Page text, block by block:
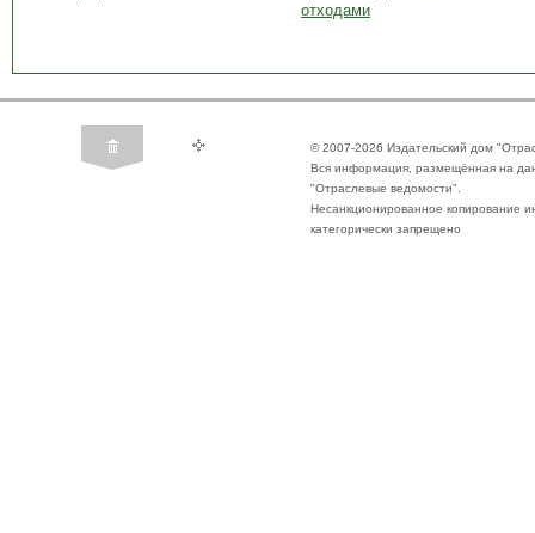
отходами
© 2007-2026 Издательский дом
Вся информация, размещённая на
"Отраслевые ведомости".
Несанкционированное копирование
категорически запрещено